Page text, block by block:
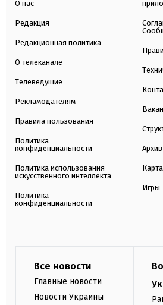
О нас
Редакция
Редакционная политика
О телеканале
Телеведущие
Рекламодателям
Правила пользования
Политика
конфиденциальности
Политика использования
искусственного интеллекта
Политика
конфиденциальности
Архив
Игры
Все новости
Главные новости
Новости Украины